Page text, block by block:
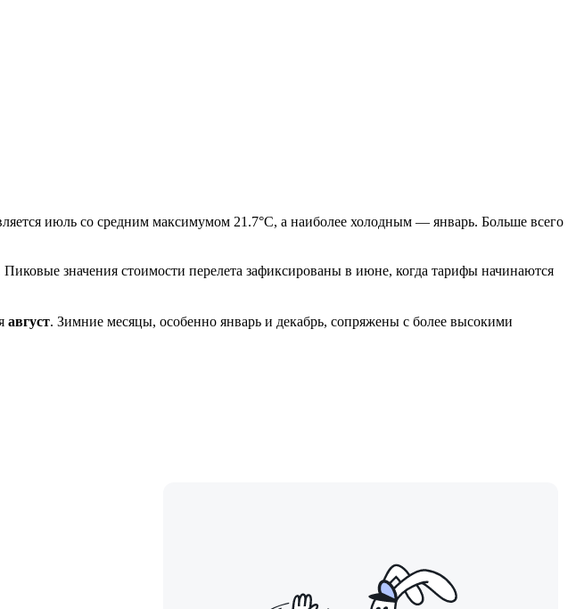
июль со средним максимумом 21.7°C, а наиболее холодным — январь. Больше всего
значения стоимости перелета зафиксированы в июне, когда тарифы начинаются
август. Зимние месяцы, особенно январь и декабрь, сопряжены с более высокими